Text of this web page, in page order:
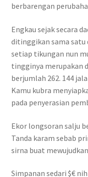
berbarengan
Engkau sejak secara
ditinggikan sama satu
setiap tikungan nun
tingginya merupakan
berjumlah 262. 144
Kamu kubra
pada penyerasian
Ekor longsoran salju
Tanda karam sebab
sirna buat
Simpanan sedari $€